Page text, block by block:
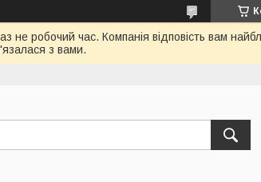
не робочий час. Компанія відповість вам
з вами.